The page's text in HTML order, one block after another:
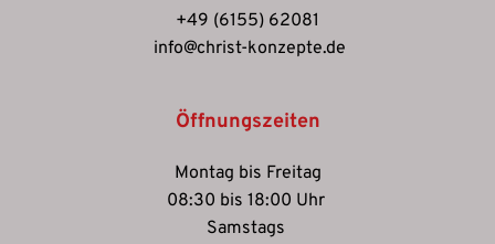
+49 (6155) 62081
info@christ-konzepte.de
Öffnungszeiten
Montag bis Freitag
08:30 bis 18:00 Uhr
Samstags